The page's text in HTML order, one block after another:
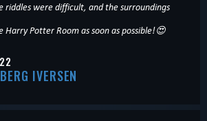
riddles were difficult, and the surroundings
Harry Potter Room as soon as possible!😍
IVERSEN